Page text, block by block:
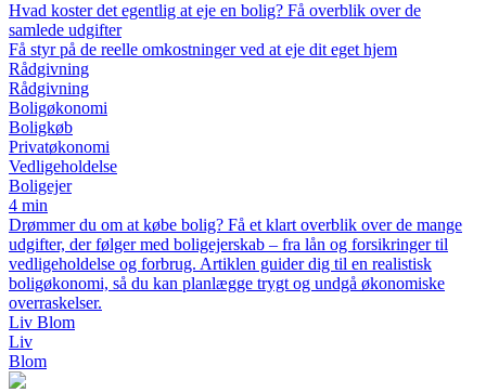
Hvad koster det egentlig at eje en bolig? Få overblik over de
samlede udgifter
Få styr på de reelle omkostninger ved at eje dit eget hjem
Rådgivning
Rådgivning
Boligøkonomi
Boligkøb
Privatøkonomi
Vedligeholdelse
Boligejer
4 min
Drømmer du om at købe bolig? Få et klart overblik over de mange
udgifter, der følger med boligejerskab – fra lån og forsikringer til
vedligeholdelse og forbrug. Artiklen guider dig til en realistisk
boligøkonomi, så du kan planlægge trygt og undgå økonomiske
overraskelser.
Liv Blom
Liv
Blom